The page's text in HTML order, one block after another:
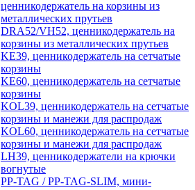
ценникодержатель на корзины из
металлических прутьев
DRA52/VH52, ценникодержатель на
корзины из металлических прутьев
KE39, ценникодержатель на сетчатые
корзины
KE60, ценникодержатель на сетчатые
корзины
KOL39, ценникодержатель на сетчатые
корзины и манежи для распродаж
KOL60, ценникодержатель на сетчатые
корзины и манежи для распродаж
LH39, ценникодержатели на крючки
вогнутые
PP-TAG / PP-TAG-SLIM, мини-